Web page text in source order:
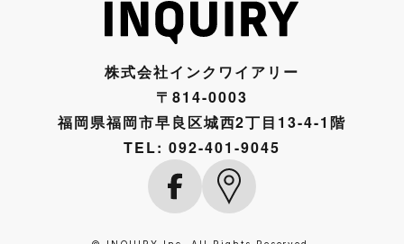
株式会社インクワイアリー
〒814-0003
福岡県福岡市早良区城西2丁目13-4-1階
TEL:092-401-9045